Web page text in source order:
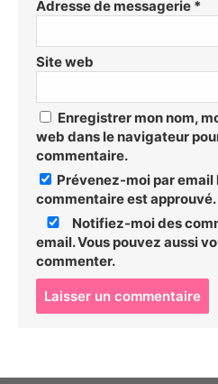
Adresse de messagerie *
Site web
Enregistrer mon nom,
web dans le navigateur
commentaire.
Prévenez-moi par email
commentaire est approuvé.
Notifiez-moi des
email. Vous pouvez aussi
commenter.